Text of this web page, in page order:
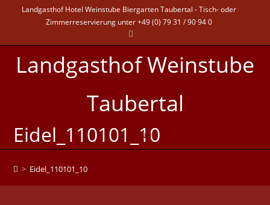
Landgasthof Hotel Weinstube Biergarten Taubertal - Tisch- oder
Zimmerreservierung unter +49 (0) 79 31 / 90 94 0
Landgasthof Weinstube
Taubertal
MENÜ
Eidel_110101_10
> Eidel_110101_10